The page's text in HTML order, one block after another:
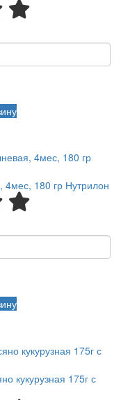
180 гр Нутрилон
кукурузная 175г с